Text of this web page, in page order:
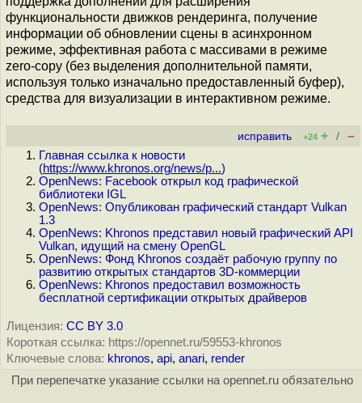
функциональности движков рендеринга, получение
информации об обновлении сцены в асинхронном
режиме, эффективная работа с массивами в режиме
zero-copy (без выделения дополнительной памяти,
используя только изначально предоставленный буфер),
средства для визуализации в интерактивном режиме.
исправить +24 + / –
Главная ссылка к новости
(https://www.khronos.org/news/p...)
OpenNews: Facebook открыл код графической
библиотеки IGL
OpenNews: Опубликован графический стандарт Vulkan
1.3
OpenNews: Khronos представил новый графический API
Vulkan, идущий на смену OpenGL
OpenNews: Фонд Khronos создаёт рабочую группу по
развитию открытых стандартов 3D-коммерции
OpenNews: Khronos предоставил возможность
бесплатной сертификации открытых драйверов
Лицензия: CC BY 3.0
Короткая ссылка: https://opennet.ru/59553-khronos
Ключевые слова: khronos, api, anari, render
При перепечатке указание ссылки на opennet.ru обязательно